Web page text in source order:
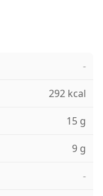
-
292 kcal
15 g
9 g
-